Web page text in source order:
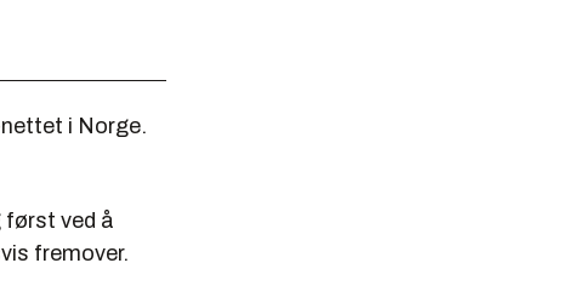
nettet i Norge.
først ved å
fremover.